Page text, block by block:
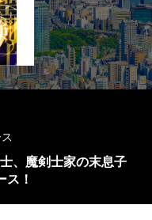
、魔剣士家の末息子
ス！